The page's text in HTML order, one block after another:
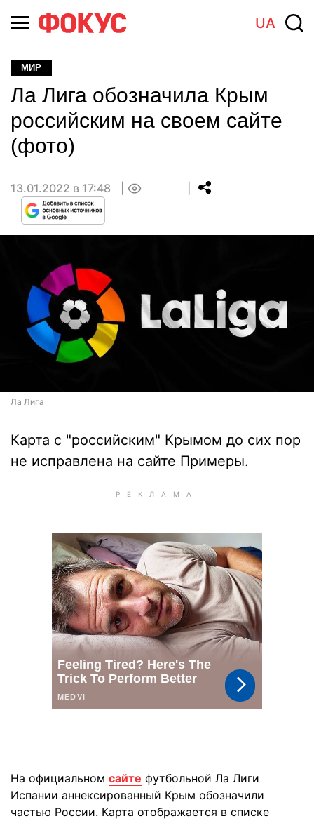
UA
МИР
Ла Лига обозначила Крым
российским на своем сайте
(фото)
13.01.2022 в 17:48
Ла Лига
Карта с "российским" Крымом до сих пор
не исправлена на сайте Примеры.
На официальном сайте футбольной Ла Лиги
Испании аннексированный Крым обозначили
частью России. Карта отображается в списке